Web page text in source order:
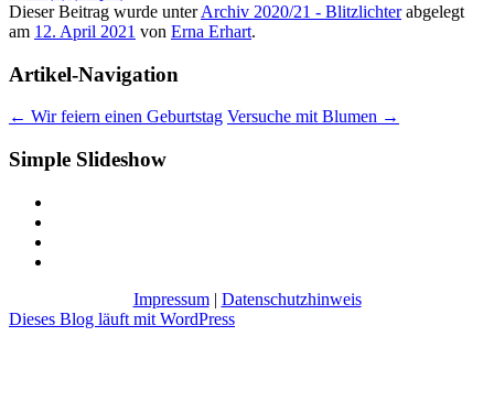
Dieser Beitrag wurde unterArchiv 2020/21 - Blitzlichterabgelegt
am 12. April 2021 von Erna Erhart.
Artikel-Navigation
← Wir feiern einen Geburtstag Versuche mit Blumen →
Simple Slideshow
Impressum| Datenschutzhinweis
Dieses Blog läuft mit WordPress